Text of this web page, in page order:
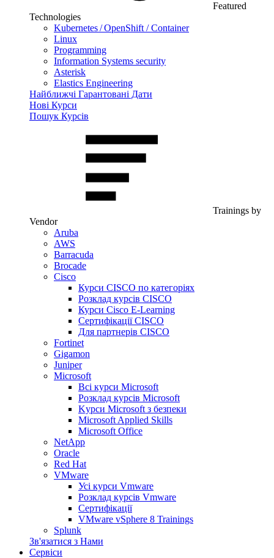
Featured
Technologies
Kubernetes / OpenShift / Container
Linux
Programming
Information Systems security
Asterisk
Elastics Engineering
Найближчі Гарантовані Дати
Нові Курси
Пошук Курсів
Trainings by
Vendor
Aruba
AWS
Barracuda
Brocade
Cisco
Курси CISCO по категоріях
Розклад курсів CISCO
Курси Cisco E-Learning
Сертифікації CISCO
Для партнерів CISCO
Fortinet
Gigamon
Juniper
Microsoft
Всі курси Microsoft
Розклад курсів Microsoft
Kyрси Microsoft з безпеки
Microsoft Applied Skills
Microsoft Office
NetApp
Oracle
Red Hat
VMware
Усі курси Vmware
Розклад курсів Vmware
Сертифікації
VMware vSphere 8 Trainings
Splunk
Зв'язатися з Нами
Сервіси